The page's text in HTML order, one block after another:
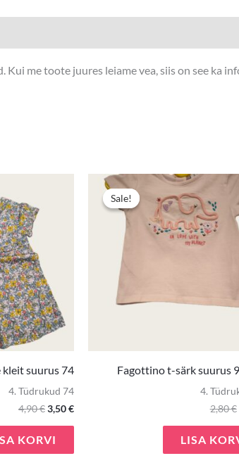
me toote juures leiame vea, siis on see ka
suurus 74
4. Tüdrukud 74
4,90€3,50€
Praegune
KORVI
Sale!
Sale!
Fagottino t-särk suurus
4.
2,80€
LISA